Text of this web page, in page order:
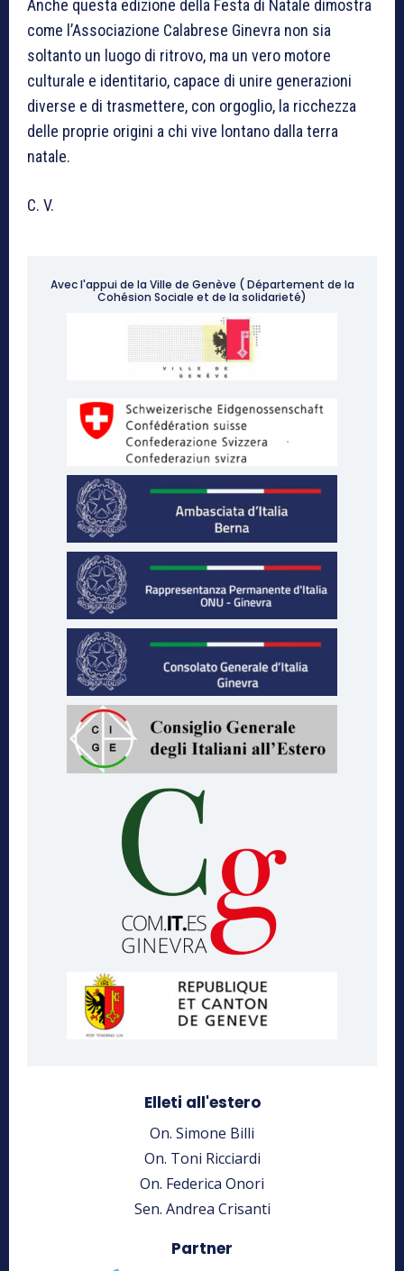
Anche questa edizione della Festa di Natale dimostra
come l’Associazione Calabrese Ginevra non sia
soltanto un luogo di ritrovo, ma un vero motore
culturale e identitario, capace di unire generazioni
diverse e di trasmettere, con orgoglio, la ricchezza
delle proprie origini a chi vive lontano dalla terra
natale.
C. V.
Avec l'appui de la Ville de Genève ( Département de la
Cohésion Sociale et de la solidarieté)
Elleti all'estero
On. Simone Billi
On. Toni Ricciardi
On. Federica Onori
Sen. Andrea Crisanti
Partner